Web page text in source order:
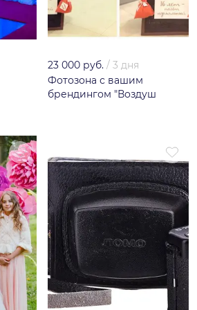
23 000 руб. / 3 дня
Фотозона с вашим
брендингом "Воздуш